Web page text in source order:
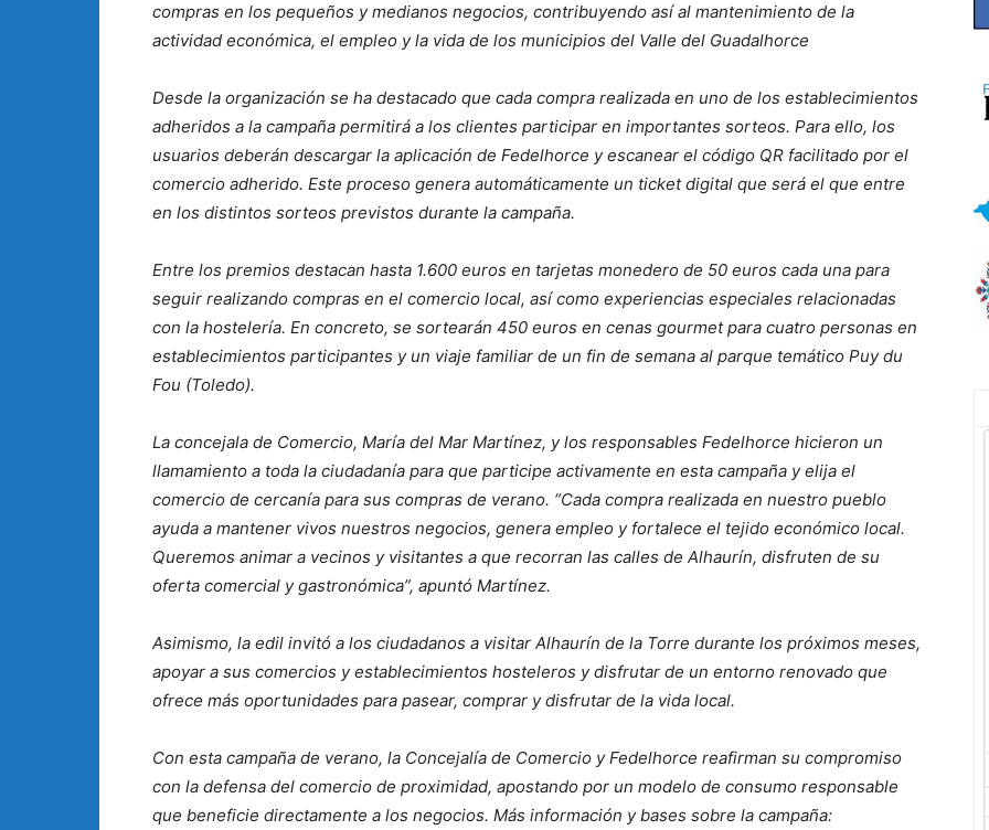
compras en los pequeños y medianos negocios, contribuyendo así al mantenimiento de la
actividad económica, el empleo y la vida de los municipios del Valle del Guadalhorce
Desde la organización se ha destacado que cada compra realizada en uno de los establecimientos
adheridos a la campaña permitirá a los clientes participar en importantes sorteos. Para ello, los
usuarios deberán descargar la aplicación de Fedelhorce y escanear el código QR facilitado por el
comercio adherido. Este proceso genera automáticamente un ticket digital que será el que entre
en los distintos sorteos previstos durante la campaña.
Entre los premios destacan hasta 1.600 euros en tarjetas monedero de 50 euros cada una para
seguir realizando compras en el comercio local, así como experiencias especiales relacionadas
con la hostelería. En concreto, se sortearán 450 euros en cenas gourmet para cuatro personas en
establecimientos participantes y un viaje familiar de un fin de semana al parque temático Puy du
Fou (Toledo).
La concejala de Comercio, María del Mar Martínez, y los responsables Fedelhorce hicieron un
llamamiento a toda la ciudadanía para que participe activamente en esta campaña y elija el
comercio de cercanía para sus compras de verano. “Cada compra realizada en nuestro pueblo
ayuda a mantener vivos nuestros negocios, genera empleo y fortalece el tejido económico local.
Queremos animar a vecinos y visitantes a que recorran las calles de Alhaurín, disfruten de su
oferta comercial y gastronómica”, apuntó Martínez.
Asimismo, la edil invitó a los ciudadanos a visitar Alhaurín de la Torre durante los próximos meses,
apoyar a sus comercios y establecimientos hosteleros y disfrutar de un entorno renovado que
ofrece más oportunidades para pasear, comprar y disfrutar de la vida local.
Con esta campaña de verano, la Concejalía de Comercio y Fedelhorce reafirman su compromiso
con la defensa del comercio de proximidad, apostando por un modelo de consumo responsable
que beneficie directamente a los negocios. Más información y bases sobre la campaña: